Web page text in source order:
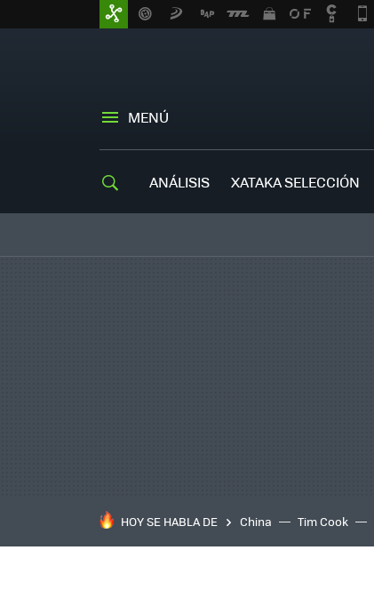
MENÚ
ANÁLISIS XATAKA SELECCIÓN
HOY SE HABLA DE China Tim Cook